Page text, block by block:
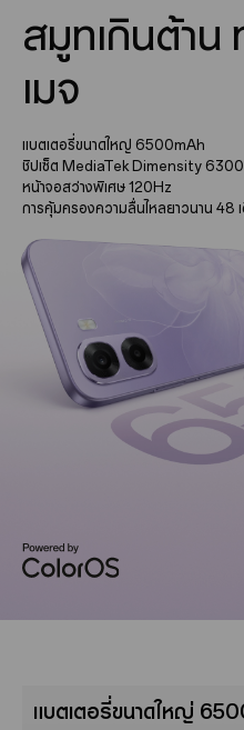
สมูทเกินต้าน
เมจ
แบตเตอรี่ขนาดใหญ่ 6500mAh
ชิปเซ็ต MediaTek Dimensity 6300
หน้าจอสว่างพิเศษ 120Hz
การคุ้มครองความลื่นไหลยาวนาน 48
แบตเตอรี่ขนาดใหญ่